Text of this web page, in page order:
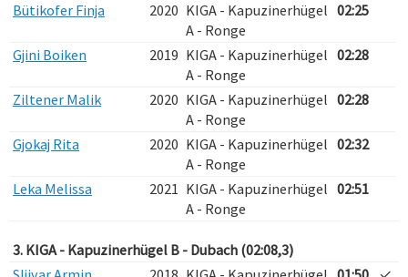
Bütikofer Finja 2020 KIGA - Kapuzinerhügel
A - Ronge
02:25
Gjini Boiken 2019 KIGA - Kapuzinerhügel
A - Ronge
02:28
Ziltener Malik 2020 KIGA - Kapuzinerhügel
A - Ronge
02:28
Gjokaj Rita 2020 KIGA - Kapuzinerhügel
A - Ronge
02:32
Leka Melissa 2021 KIGA - Kapuzinerhügel
A - Ronge
02:51
3. KIGA - Kapuzinerhügel B - Dubach (02:08,3)